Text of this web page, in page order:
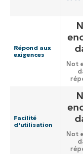
Répond aux
exigences
Not
Facilité
d'utilisation
Not